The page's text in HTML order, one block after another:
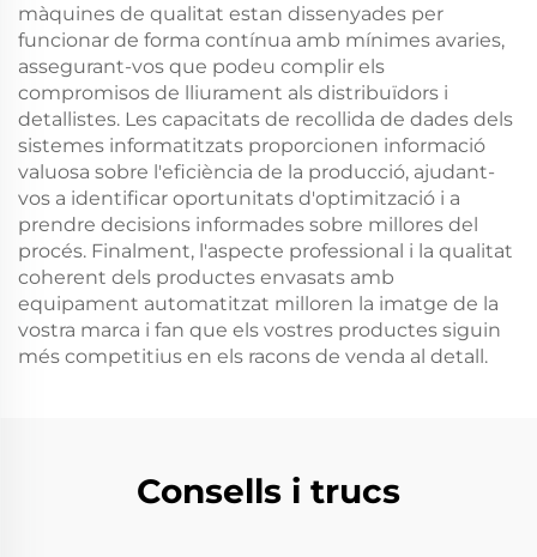
màquines de qualitat estan dissenyades per
funcionar de forma contínua amb mínimes avaries,
assegurant-vos que podeu complir els
compromisos de lliurament als distribuïdors i
detallistes. Les capacitats de recollida de dades dels
sistemes informatitzats proporcionen informació
valuosa sobre l'eficiència de la producció, ajudant-
vos a identificar oportunitats d'optimització i a
prendre decisions informades sobre millores del
procés. Finalment, l'aspecte professional i la qualitat
coherent dels productes envasats amb
equipament automatitzat milloren la imatge de la
vostra marca i fan que els vostres productes siguin
més competitius en els racons de venda al detall.
Consells i trucs